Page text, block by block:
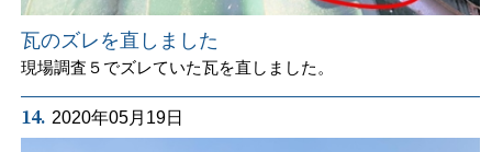
瓦のズレを直しました
現場調査５でズレていた瓦を直しました。
14. 2020年05月19日